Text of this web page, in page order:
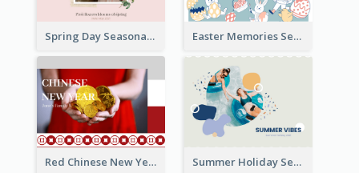
Spring Day Seasonal Photo Book Easter Memories Seasonal Photo Book
Red Chinese New Year Seasonal Photo Book Summer Holiday Seasonal Photo Book